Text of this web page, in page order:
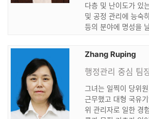
다층 및 난이도가 있
및 공정 관리에 능숙
등의 분야에 명성을
Zhang Ruping
행정관리 중심 팀
그녀는 일찍이 당위
근무했고 대형 국유
위 관리자로 일한 경